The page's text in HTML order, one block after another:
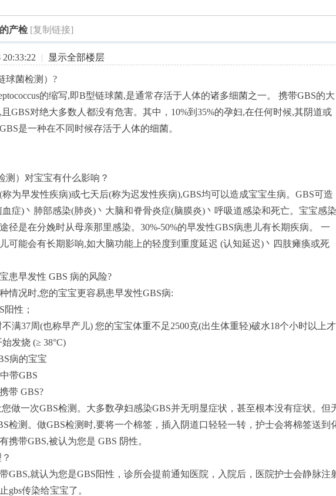
产检 [复制链接]
| 显示全部楼层
球菌检测）?
的缩写,即B型链球菌,是通常存活于人体的诸多细菌之一。 携带GBS的大
GBS对绝大多数人都没有危害。其中，10%到35%的孕妇,在任何时候,其阴道或
是一种在不同时候存活于人体的细菌。
测）对宝宝有什么影响？
为早发性疾病)或七天后(称为迟发性疾病),GBS均可以造成宝宝生病。GBS可造
症)丶肺部感染(肺炎)丶大脑和脊骨炎症(脑膜炎)丶呼吸道感染和死亡。宝宝感
径是在分娩时从母亲那里感染。30%-50%的早发性GBS病患儿有长期疾病。 一
可能会有长期影响,如大脑功能上的轻度到重度延迟 (认知延迟)丶四肢瘫痪或死
患早发性 GBS 病的风险?
情况时,您的宝宝更容易患早发性GBS病:
性；
满37周(也称早产儿) 您的宝宝体重不足2500克(出生体重轻)破水18个小时以上
发烧 (≥ 38°C)
病的宝宝
带GBS
带 GBS?
做一次GBS检测。大多数孕妇感染GBS并无明显症状，甚至根本没有症状。
检测。做GBS检测时,要将一个棉签，插入阴道口轻轻一转，护士会将棉签送
携带GBS,被认为您是 GBS 阴性。
GBS,就认为您是GBS阳性，诊所会提前通知医院，入院后，医院护士会静脉
gbs传染给宝宝了。